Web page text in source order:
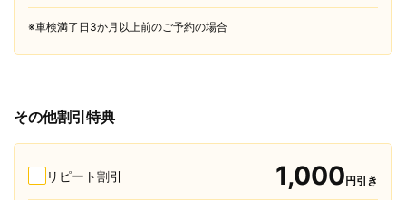
※車検満了日3か月以上前のご予約の場合
その他割引特典
リピート割引 1,000円引き